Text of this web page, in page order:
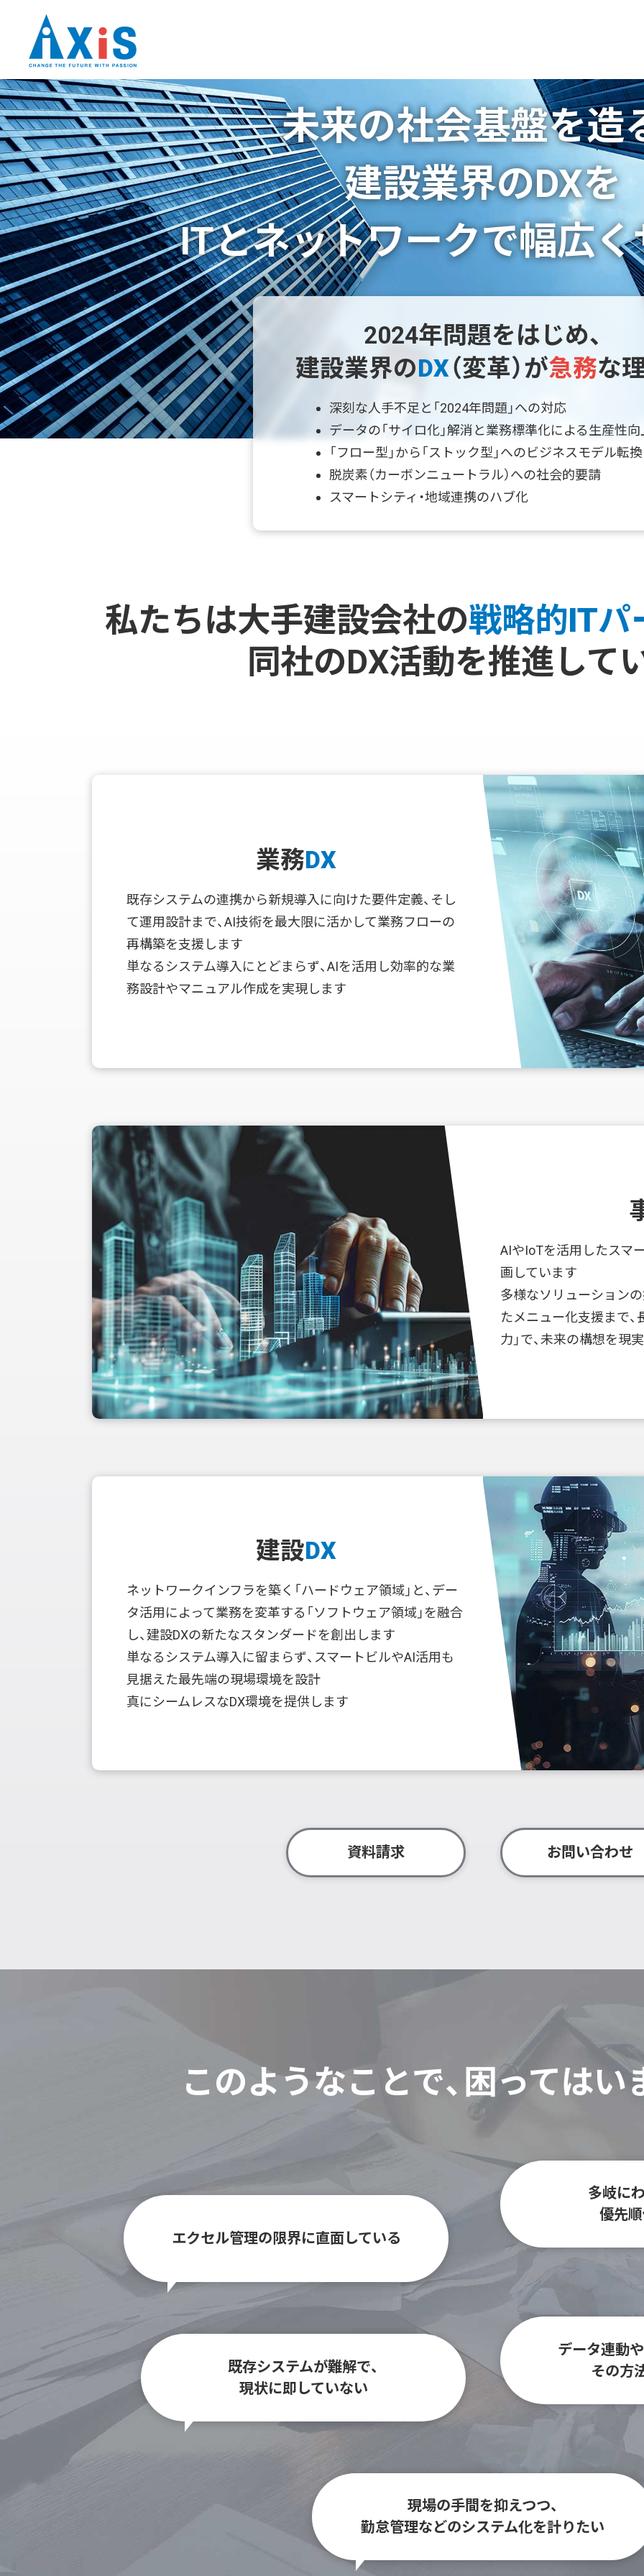
未来の社会基盤を造
建設業界のDXを
ITとネットワークで幅広
2024年問題をはじめ、
建設業界のDX（変革）が急務な
深刻な人手不足と「2024年問題」への対応
データの「サイロ化」解消と業務標準化による生産性向
「フロー型」から「ストック型」へのビジネスモデル転換
脱炭素（カーボンニュートラル）への社会的要請
スマートシティ・地域連携のハブ化
私たちは大手建設会社の戦略的ITパ
同社のDX活動を推進して
業務DX
既存システムの連携から新規導入に向けた要件定義、そし
て運用設計まで、AI技術を最大限に活かして業務フローの
再構築を支援します
単なるシステム導入にとどまらず、AIを活用し効率的な業
務設計やマニュアル作成を実現します
AIやIoTを活用したスマ
画しています
多様なソリューション
たメニュー化支援まで
力」で、未来の構想を現
建設DX
ネットワークインフラを築く「ハードウェア領域」と、デー
タ活用によって業務を変革する「ソフトウェア領域」を融合
し、建設DXの新たなスタンダードを創出します
単なるシステム導入に留まらず、スマートビルやAI活用も
見据えた最先端の現場環境を設計
真にシームレスなDX環境を提供します
資料請求 お問い合わせ
このようなことで、 困ってはい
エクセル管理の限界に直面している
多岐に
優先
既存システムが難解で、
現状に即していない
データ連動
その方
現場の手間を抑えつつ、
勤怠管理などのシステム化を計りたい